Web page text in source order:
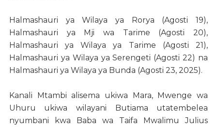
Halmashauri ya Wilaya ya Rorya (Agosti 19),
Halmashauri ya Mji wa Tarime (Agosti 20),
Halmashauri ya Wilaya ya Tarime (Agosti 21),
Halmashauri ya Wilaya ya Serengeti (Agosti 22) na
Halmashauri ya Wilaya ya Bunda (Agosti 23, 2025).
Kanali Mtambi alisema ukiwa Mara, Mwenge wa
Uhuru ukiwa wilayani Butiama utatembelea
nyumbani kwa Baba wa Taifa Mwalimu Julius